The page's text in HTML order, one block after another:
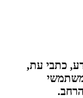
כתבי עת,
הרחב.